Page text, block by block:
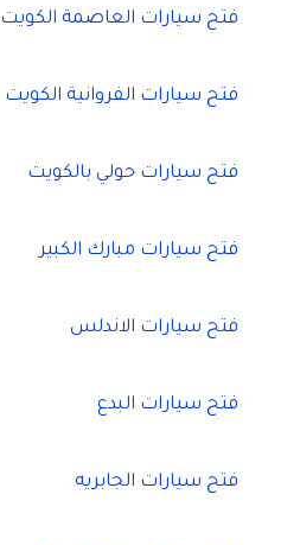
فتح سيارات العاصمة الكويت
فتح سيارات الفروانية الكويت
فتح سيارات حولي بالكويت
فتح سيارات مبارك الكبير
فتح سيارات الاندلس
فتح سيارات البدع
فتح سيارات الجابريه